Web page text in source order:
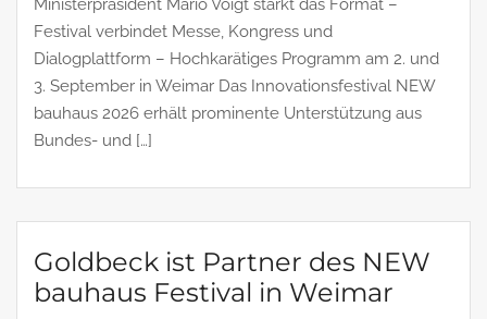
Ministerpräsident Mario Voigt stärkt das Format –
Festival verbindet Messe, Kongress und
Dialogplattform – Hochkarätiges Programm am 2. und
3. September in Weimar Das Innovationsfestival NEW
bauhaus 2026 erhält prominente Unterstützung aus
Bundes- und […]
Goldbeck ist Partner des NEW
bauhaus Festival in Weimar